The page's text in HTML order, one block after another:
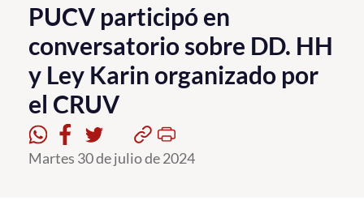
La Universidad
Investigación, Creación e Innovación
PUCV Internacional
Vinculación con el Medio
Admisión
PUCV participó en
conversatorio sobre DD. HH
y Ley Karin organizado por
el CRUV
Martes 30 de julio de 2024